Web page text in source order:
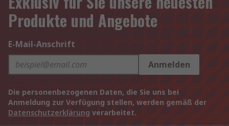
Produkte und Angebote
E-Mail-Anschrift
Anmelden
Die personenbezogenen Daten, die Sie uns bei
Anmeldung zur Verfügung stellen, werden gemäß der
Datenschutzerklärung verarbeitet.